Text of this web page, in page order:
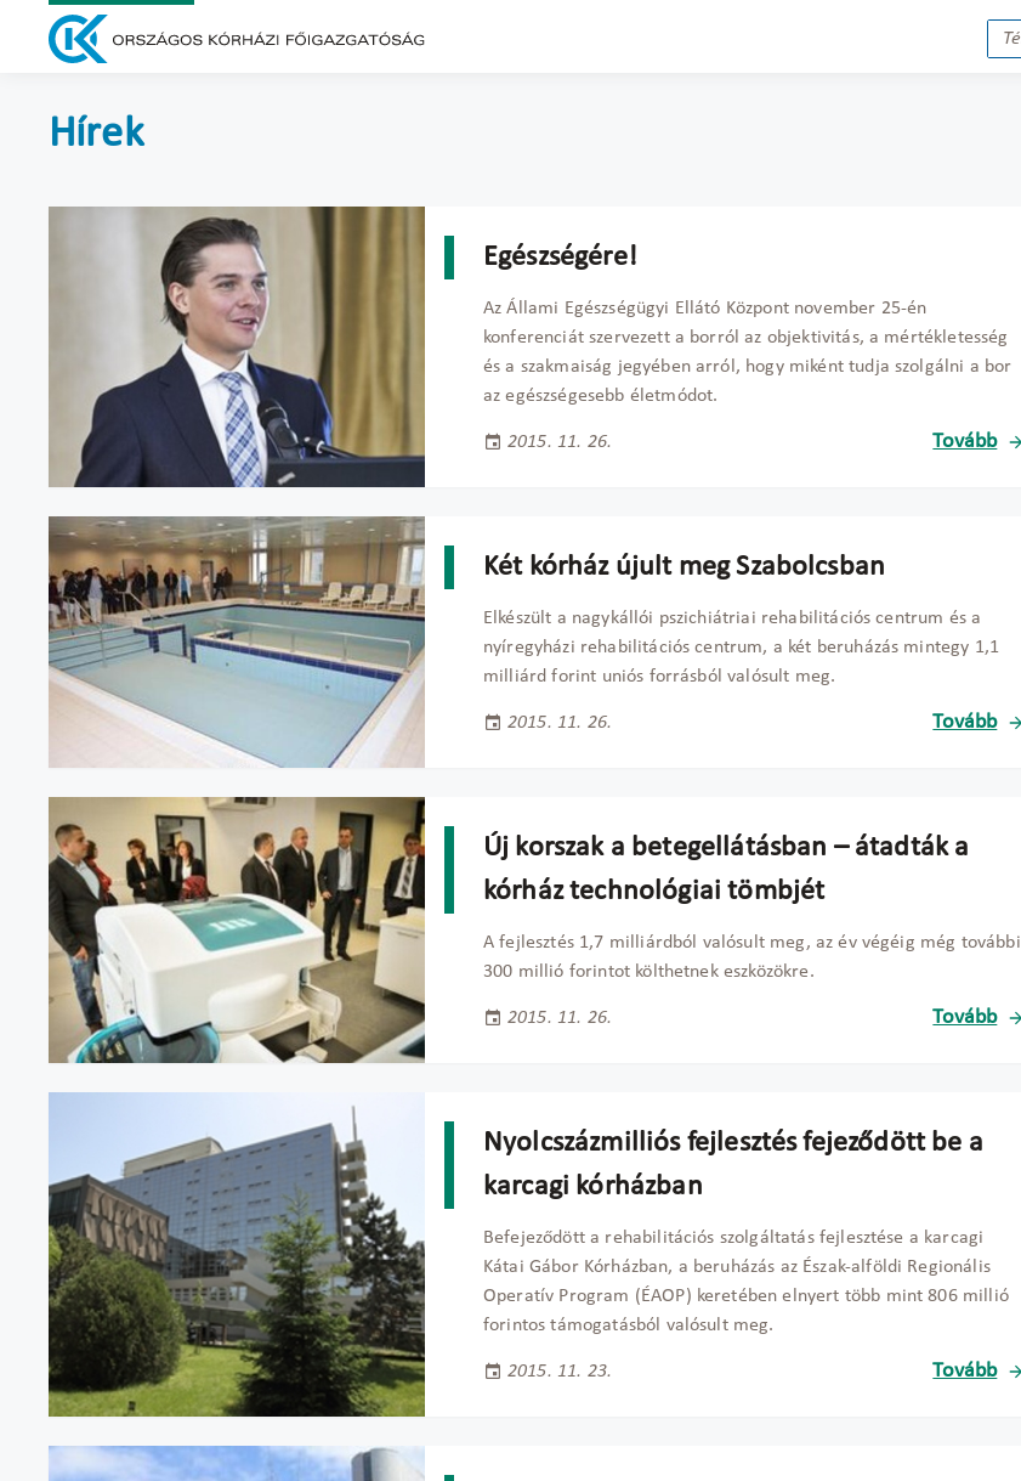
Hírek
Egészségére!
Az Állami Egészségügyi Ellátó Központ november 25-én
konferenciát szervezett a borról az objektivitás, a mértékletesség
és a szakmaiság jegyében arról, hogy miként tudja szolgálni a bor
az egészségesebb életmódot.
2015. 11. 26. Tovább
Két kórház újult meg Szabolcsban
Elkészült a nagykállói pszichiátriai rehabilitációs centrum és a
nyíregyházi rehabilitációs centrum, a két beruházás mintegy 1,1
milliárd forint uniós forrásból valósult meg.
2015. 11. 26. Tovább
Új korszak a betegellátásban – átadták a
kórház technológiai tömbjét
A fejlesztés 1,7 milliárdból valósult meg, az év végéig még további
300 millió forintot költhetnek eszközökre.
2015. 11. 26. Tovább
Nyolcszázmilliós fejlesztés fejeződött be a
karcagi kórházban
Befejeződött a rehabilitációs szolgáltatás fejlesztése a karcagi
Kátai Gábor Kórházban, a beruházás az Észak-alföldi Regionális
Operatív Program (ÉAOP) keretében elnyert több mint 806 millió
forintos támogatásból valósult meg.
2015. 11. 23. Tovább